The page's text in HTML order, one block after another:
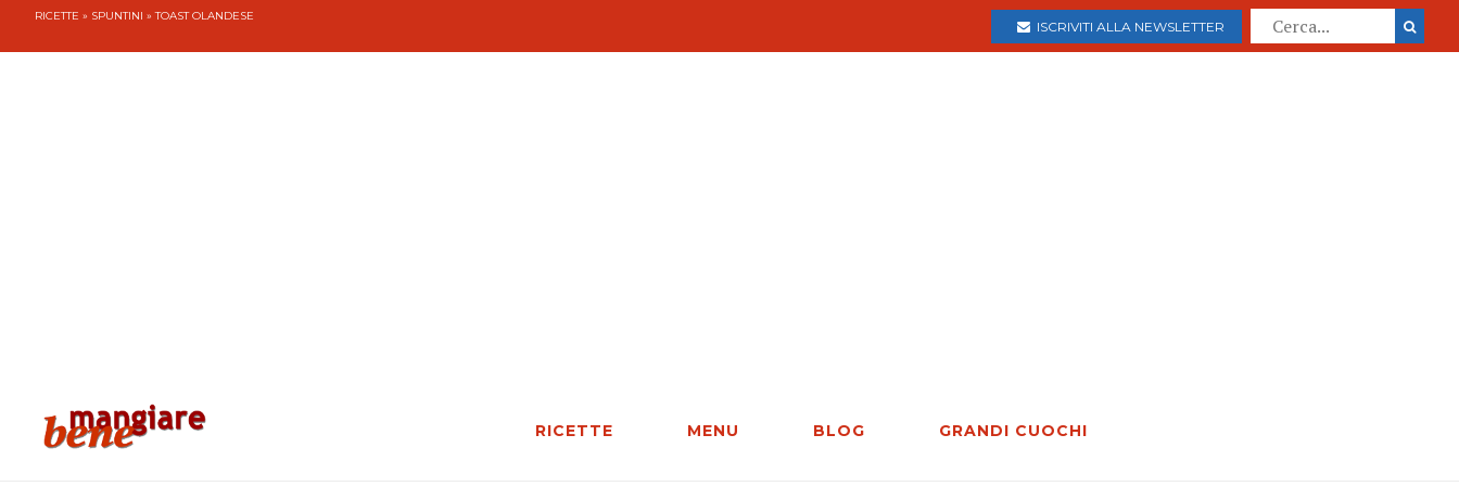
RICETTE » SPUNTINI » TOAST OLANDESE
ISCRIVITI ALLA NEWSLETTER
RICETTE MENU BLOG GRANDI CUOCHI